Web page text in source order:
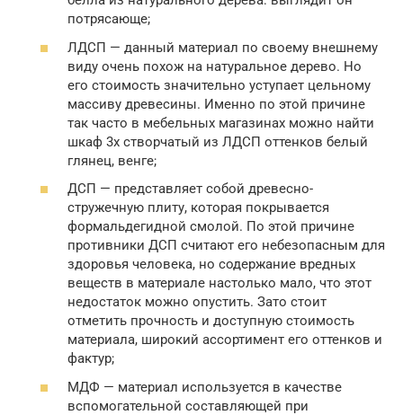
потрясающе;
ЛДСП — данный материал по своему внешнему
виду очень похож на натуральное дерево. Но
его стоимость значительно уступает цельному
массиву древесины. Именно по этой причине
так часто в мебельных магазинах можно найти
шкаф 3х створчатый из ЛДСП оттенков белый
глянец, венге;
ДСП — представляет собой древесно-
стружечную плиту, которая покрывается
формальдегидной смолой. По этой причине
противники ДСП считают его небезопасным для
здоровья человека, но содержание вредных
веществ в материале настолько мало, что этот
недостаток можно опустить. Зато стоит
отметить прочность и доступную стоимость
материала, широкий ассортимент его оттенков и
фактур;
МДФ — материал используется в качестве
вспомогательной составляющей при